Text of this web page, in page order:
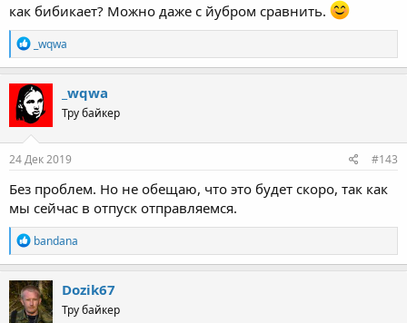
как бибикает? Можно даже с йубром сравнить.
R
e
a
c
t
i
o
n
s
_wqwa
_wqwa
Тру байкер
24 Дек 2019 #143
Без проблем. Но не обещаю, что это будет скоро, так как
мы сейчас в отпуск отправляемся.
R
e
a
c
t
i
bandana
Dozik67
Тру байкер